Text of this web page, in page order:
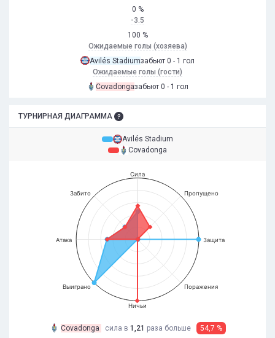
0 %
-3.5
100 %
Ожидаемые голы (хозяева)
Avilés Stadiumзабьют 0 - 1 гол
Ожидаемые голы (гости)
Covadongaзабьют 0 - 1 гол
ТУРНИРНАЯ ДИАГРАММА
Avilés Stadium
Covadonga
Сила
Пропущено
Защита
Поражения
Ничьи
Выиграно
Атака
Забито
Covadonga сила в 1,21 раза больше
54,7 %